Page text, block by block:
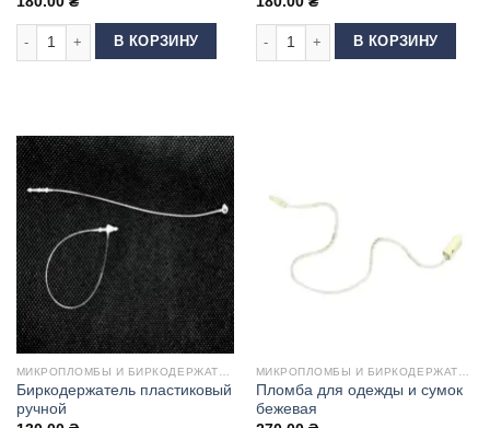
Количество товара Биркодержатель для степлера (игольчатого
В КОРЗИНУ
Количество товара
В КОРЗИНУ
Биркодержатель пластиковый
ручной
Пломба для одежды и сумок
бежевая